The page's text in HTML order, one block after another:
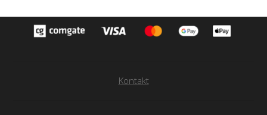
Kontakt